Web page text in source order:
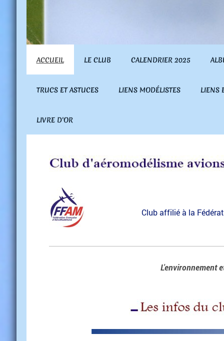
ACCUEIL LE CLUB CALENDRIER 2025
TRUCS ET ASTUCES LIENS MODÉLISTES LIENS
LIVRE D'OR
Club affilié à la Fédération
L'environnement